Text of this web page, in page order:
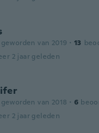
van 2019 · 13
2 jaar geleden
van 2018 · 6
2 jaar geleden